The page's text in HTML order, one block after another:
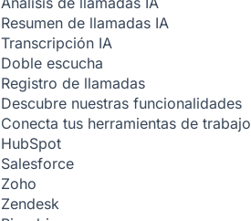
Resumen de llamadas IA
Transcripción IA
Doble escucha
Registro de llamadas
Descubre nuestras funcionalidades
Conecta tus herramientas de trabajo
HubSpot
Salesforce
Zoho
Zendesk